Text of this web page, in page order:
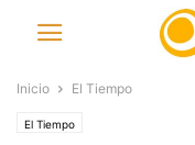
Inicio El Tiempo
El Tiempo